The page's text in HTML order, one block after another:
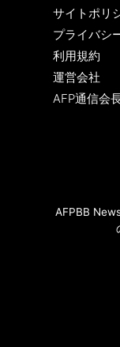
サイトポリ
プライバシ
利用規約
運営会社
AFP通信会
AFPBB